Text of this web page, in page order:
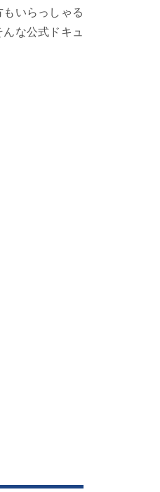
いらっしゃる
な公式ドキュ